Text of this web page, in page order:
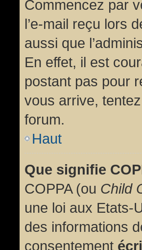
Commencez par
l’e-mail reçu lors
aussi que
En effet, il est
postant pas pour
vous arrive,
forum.
Haut
Que signifie
COPPA (ou Child
une loi aux Etats-
des informations
consentement